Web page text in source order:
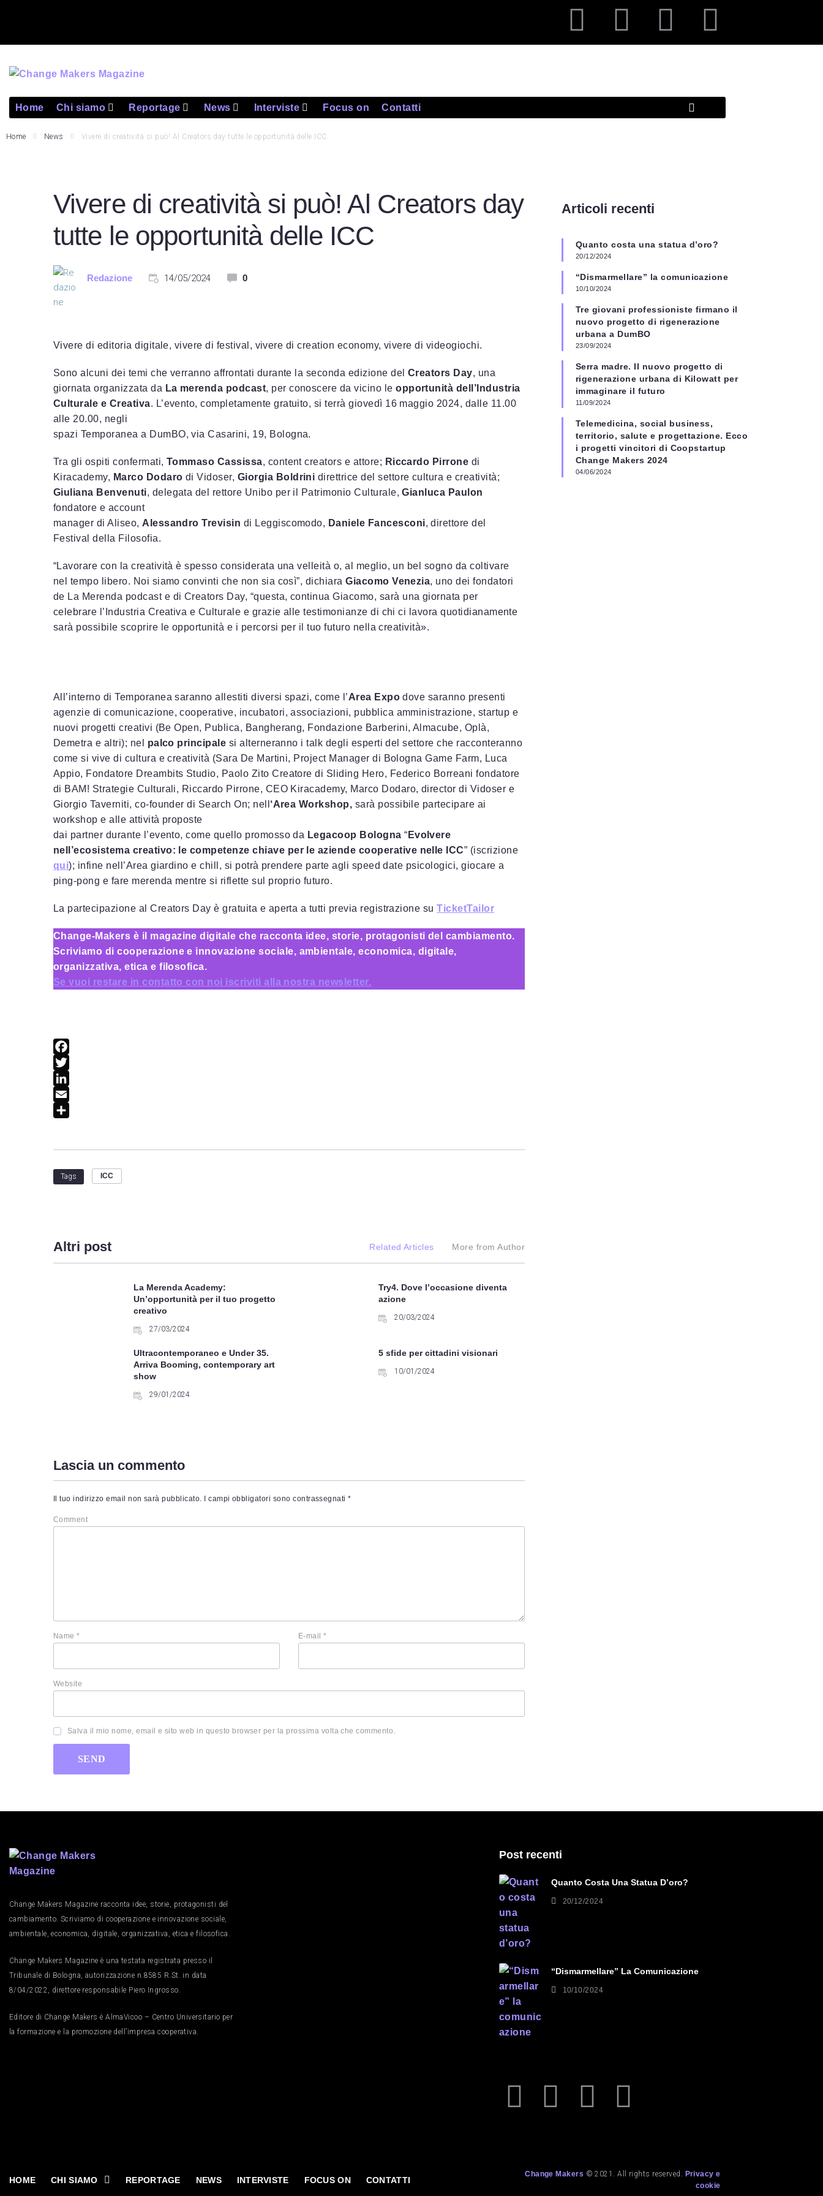
Home Chi siamo Reportage News Interviste Focus on Contatti
Home News Vivere di creatività si può! Al Creators day tutte le opportunità delle ICC
Vivere di creatività si può! Al Creators day
tutte le opportunità delle ICC
Redazione 14/05/2024 0
Vivere di editoria digitale, vivere di festival, vivere di creation economy, vivere di videogiochi.
Sono alcuni dei temi che verranno affrontati durante la seconda edizione del Creators Day, una
giornata organizzata da La merenda podcast, per conoscere da vicino leopportunità dell’Industria
Culturale e Creativa. L’evento, completamente gratuito, si terrà giovedì 16 maggio 2024, dalle 11.00
alle 20.00, negli
spazi Temporanea a DumBO, via Casarini, 19, Bologna.
Tra gli ospiti confermati, Tommaso Cassissa, content creators e attore; Riccardo Pirrone di
Kiracademy, Marco Dodaro di Vidoser, Giorgia Boldrini direttrice del settore cultura e creatività;
Giuliana Benvenuti, delegata del rettore Unibo per il Patrimonio Culturale,Gianluca Paulon
fondatore e account
manager di Aliseo, Alessandro Trevisin di Leggiscomodo, Daniele Fancesconi, direttore del
Festival della Filosofia.
“Lavorare con la creatività è spesso considerata una velleità o, al meglio, un bel sogno da coltivare
nel tempo libero. Noi siamo convinti che non sia così”, dichiaraGiacomo Venezia, uno dei fondatori
de La Merenda podcast e di Creators Day, “questa, continua Giacomo, sarà una giornata per
celebrare l’Industria Creativa e Culturale e grazie alle testimonianze di chi ci lavora quotidianamente
sarà possibile scoprire le opportunità e i percorsi per il tuo futuro nella creatività».
All’interno di Temporanea saranno allestiti diversi spazi, come l’Area Expo dove saranno presenti
agenzie di comunicazione, cooperative, incubatori, associazioni, pubblica amministrazione, startup e
nuovi progetti creativi (Be Open, Publica, Bangherang, Fondazione Barberini, Almacube, Oplà,
Demetra e altri); nel palco principale si alterneranno i talk degli esperti del settore che racconteranno
come si vive di cultura e creatività (Sara De Martini, Project Manager di Bologna Game Farm, Luca
Appio, Fondatore Dreambits Studio, Paolo Zito Creatore di Sliding Hero, Federico Borreani fondatore
di BAM! Strategie Culturali, Riccardo Pirrone, CEO Kiracademy, Marco Dodaro, director di Vidoser e
Giorgio Taverniti, co-founder di Search On; nell ‘Area Workshop, sarà possibile partecipare ai
workshop e alle attività proposte
dai partner durante l’evento, come quello promosso da Legacoop Bologna “ Evolvere
nell’ecosistema creativo: le competenze chiave per le aziende cooperative nelle ICC” (iscrizione
qui); infine nell’Area giardino e chill, si potrà prendere parte agli speed date psicologici, giocare a
ping-pong e fare merenda mentre si riflette sul proprio futuro.
La partecipazione al Creators Day è gratuita e aperta a tutti previa registrazione suTicketTailor
Change-Makers è il magazine digitale che racconta idee, storie, protagonisti del cambiamento.
Scriviamo di cooperazione e innovazione sociale, ambientale, economica, digitale,
organizzativa, etica e filosofica.
Se vuoi restare in contatto con noi iscriviti alla nostra newsletter.
F
a
c
e
k
T
w
r
L
d
E
ld
i
Tags ICC
Altri post Related Articles More from Author
La Merenda Academy:
Un’opportunità per il tuo progetto
creativo
27/03/2024
Try4. Dove l’occasione diventa
azione
20/03/2024
Ultracontemporaneo e Under 35.
Arriva Booming, contemporary art
show
29/01/2024
5 sfide per cittadini visionari
10/01/2024
Lascia un commento
Il tuo indirizzo email non sarà pubblicato. I campi obbligatori sono contrassegnati*
Comment
Name* E-mail*
Website
Salva il mio nome, email e sito web in questo browser per la prossima volta che commento.
Articoli recenti
Quanto costa una statua d’oro?
20/12/2024
“Dismarmellare” la comunicazione
10/10/2024
Tre giovani professioniste firmano il
nuovo progetto di rigenerazione
urbana a DumBO
23/09/2024
Serra madre. Il nuovo progetto di
rigenerazione urbana di Kilowatt per
immaginare il futuro
11/09/2024
Telemedicina, social business,
territorio, salute e progettazione. Ecco
i progetti vincitori di Coopstartup
Change Makers 2024
04/06/2024
Change Makers Magazine racconta idee, storie, protagonisti del
cambiamento. Scriviamo di cooperazione e innovazione sociale,
ambientale, economica, digitale, organizzativa, etica e filosofica.
Change Makers Magazine è una testata registrata presso il
Tribunale di Bologna, autorizzazione n.8585 R.St. in data
8/04/2022, direttore responsabile Piero Ingrosso.
Editore di Change Makers è AlmaVicoo – Centro Universitario per
la formazione e la promozione dell’impresa cooperativa.
Post recenti
Quanto Costa Una Statua D’oro?
20/12/2024
“Dismarmellare” La Comunicazione
10/10/2024
HOME CHI SIAMO REPORTAGE NEWS INTERVISTE FOCUS ON CONTATTI
Change Makers © 2021. All rights reserved. Privacy e
cookie